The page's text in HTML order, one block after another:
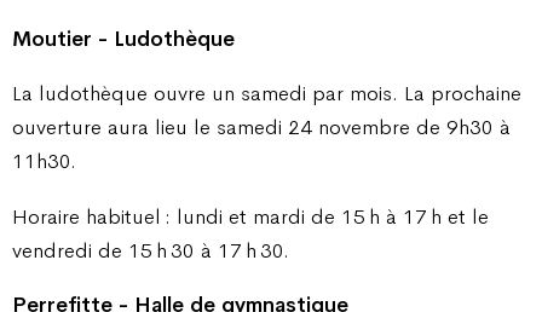
Moutier - Ludothèque
La ludothèque ouvre un samedi par mois. La prochaine
ouverture aura lieu le samedi 24 novembre de 9h30 à
11h30.
Horaire habituel : lundi et mardi de 15 h à 17 h et le
vendredi de 15 h 30 à 17 h 30.
Perrefitte - Halle de gymnastique